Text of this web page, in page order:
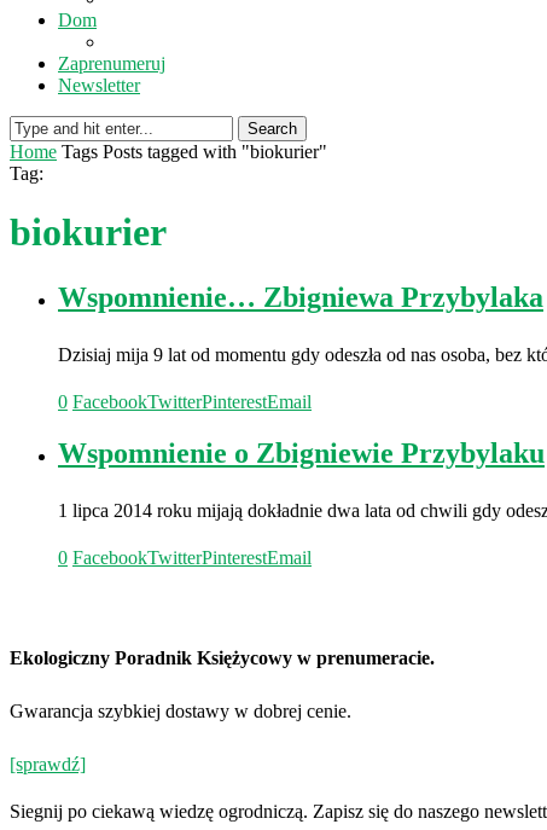
Dom
Zaprenumeruj
Newsletter
Search
Home Tags Posts tagged with "biokurier"
Tag:
biokurier
Wspomnienie… Zbigniewa Przybylaka
Dzisiaj mija 9 lat od momentu gdy odeszła od nas osoba,
0 FacebookTwitterPinterestEmail
Wspomnienie o Zbigniewie Przybylaku
1 lipca 2014 roku mijają dokładnie dwa lata od chwili gdy
0 FacebookTwitterPinterestEmail
Ekologiczny Poradnik Księżycowy w prenumeracie.
Gwarancja szybkiej dostawy w dobrej cenie.
[sprawdź]
Siegnij po ciekawą wiedzę ogrodniczą. Zapisz się do naszego